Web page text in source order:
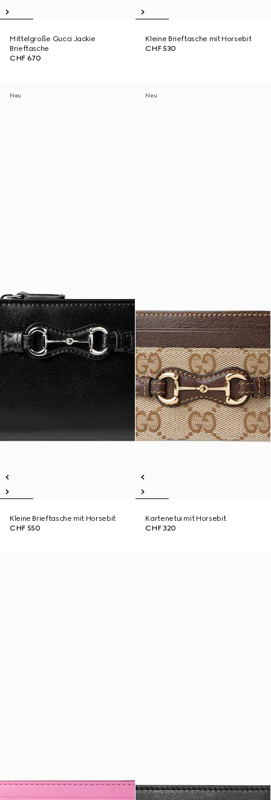
Mittelgroße Gucci Jackie
Brieftasche
CHF 670
Kleine Brieftasche mit Horsebit
CHF 530
Neu
Kleine Brieftasche mit Horsebit
CHF 550
Neu
Kartenetui mit Horsebit
CHF 320